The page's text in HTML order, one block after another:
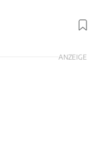
Foto: comfilm.de
ANZEIGE